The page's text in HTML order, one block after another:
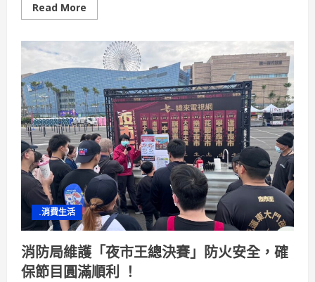
Read More
more
轉
185」
雙
層
巴
士
正
式
登
場
周
春
米
縣
長
率
隊
體
驗
.消費生活
消防局維護「夜市王總決賽」防火安全，確
保節目圓滿順利 ！